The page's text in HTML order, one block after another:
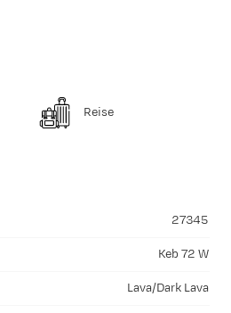
27345
Keb 72 W
Lava/Dark Lava
Reise